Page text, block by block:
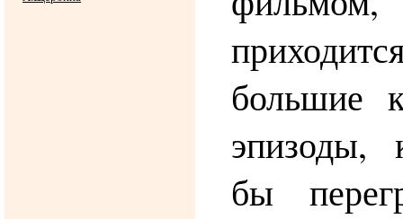
большие
эпизоды,
бы